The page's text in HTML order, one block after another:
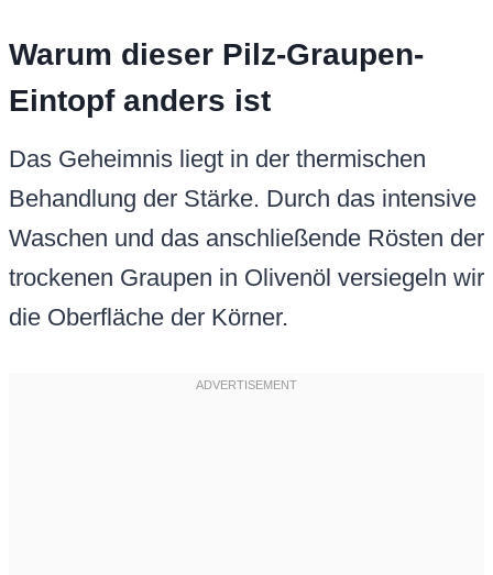
Warum dieser Pilz-Graupen-
Eintopf anders ist
Das Geheimnis liegt in der thermischen
Behandlung der Stärke. Durch das intensive
Waschen und das anschließende Rösten der
trockenen Graupen in Olivenöl versiegeln wir
die Oberfläche der Körner.